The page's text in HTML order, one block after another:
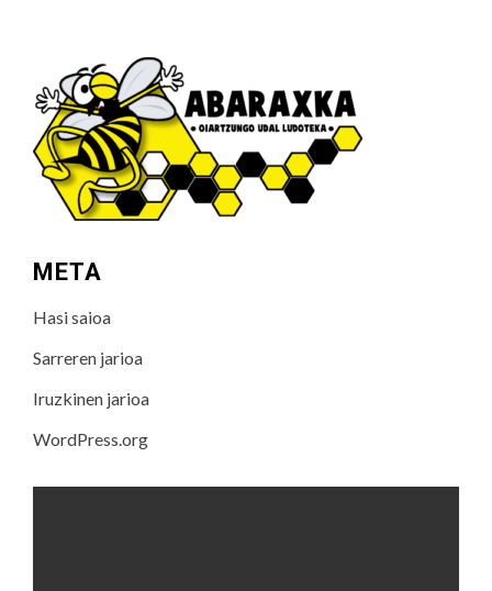
META
Hasi saioa
Sarreren jarioa
Iruzkinen jarioa
WordPress.org